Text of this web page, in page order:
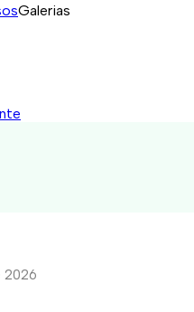
Galerias
2026